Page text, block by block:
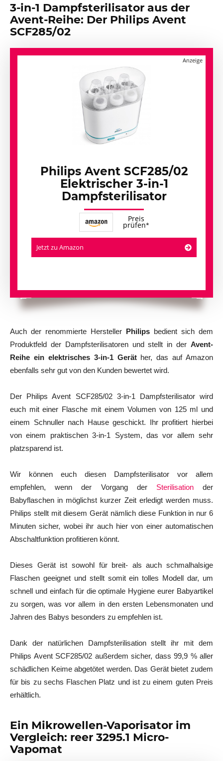
3-in-1 Dampfsterilisator aus der
Avent-Reihe: Der Philips Avent
SCF285/02
Philips Avent SCF285/02
Elektrischer 3-in-1
Dampfsterilisator
Preis
prüfen
Jetzt zu Amazon
Auch der renommierte Hersteller Philips bedient sich dem
Produktfeld der Dampfsterilisatoren und stellt in der Avent-
Reihe ein elektrisches 3-in-1 Geräther, das auf Amazon
ebenfalls sehr gut von den Kunden bewertet wird.
Der Philips Avent SCF285/02 3-in-1 Dampfsterilisator wird
euch mit einer Flasche mit einem Volumen von 125 ml und
einem Schnuller nach Hause geschickt. Ihr profitiert hierbei
von einem praktischen 3-in-1 System, das vor allem sehr
platzsparend ist.
Wir können euch diesen Dampfsterilisator vor allem
empfehlen, wenn der Vorgang der Sterilisationder
Babyflaschen in möglichst kurzer Zeit erledigt werden muss.
Philips stellt mit diesem Gerät nämlich diese Funktion in nur 6
Minuten sicher, wobei ihr auch hier von einer automatischen
Abschaltfunktion profitieren könnt.
Dieses Gerät ist sowohl für breit- als auch schmalhalsige
Flaschen geeignet und stellt somit ein tolles Modell dar, um
schnell und einfach für die optimale Hygiene eurer Babyartikel
zu sorgen, was vor allem in den ersten Lebensmonaten und
Jahren des Babys besonders zu empfehlen ist.
Dank der natürlichen Dampfsterilisation stellt ihr mit dem
Philips Avent SCF285/02 außerdem sicher, dass 99,9 % aller
schädlichen Keime abgetötet werden. Das Gerät bietet zudem
für bis zu sechs Flaschen Platz und ist zu einem guten Preis
erhältlich.
Ein Mikrowellen-Vaporisator im
Vergleich: reer 3295.1 Micro-
Vapomat